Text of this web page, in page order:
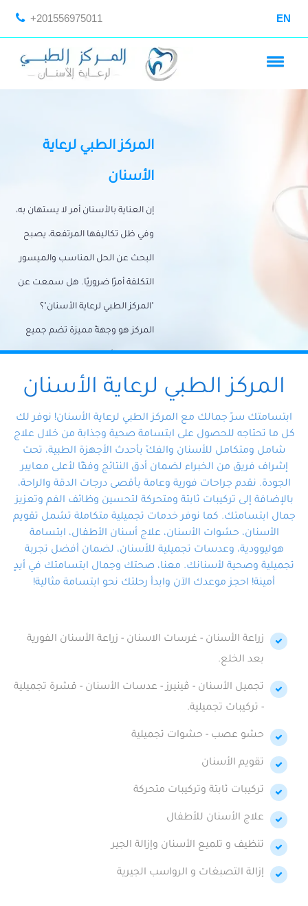
+201556975011 EN
المركز الطبي لرعاية
الأسنان
إن العناية بالأسنان أمر لا يستهان به،
وفي ظل تكاليفها المرتفعة، يصبح
البحث عن الحل المناسب والميسور
التكلفة أمرًا ضروريًا. هل سمعت عن
"المركز الطبي لرعاية الأسنان"؟
المركز هو وجهةً مميزة تضم جميع
احتياجات الأسنان تحت سقف واحد،
وتضمن لك حلاً شاملًا لجميع
المتخصص ذوي الخبرة، ستجد نفسك
في أيد أمينة تلبي احتياجاتك بكل
احترافية ودقة.
المركز الطبي لرعاية الأسنان
ابتسامتك سرّ جمالك مع المركز الطبي لرعاية الأسنان! نوفر لك
كل ما تحتاجه للحصول على ابتسامة صحية وجذابة من خلال علاج
شامل ومتكامل للأسنان والفكّ بأحدث الأجهزة الطبية، تحت
إشراف فريق من الخبراء لضمان أدق النتائج وفقًا لأعلى معايير
الجودة. نقدم جراحات فورية وعامة بأقصى درجات الدقة والراحة،
بالإضافة إلى تركيبات ثابتة ومتحركة لتحسين وظائف الفم وتعزيز
جمال ابتسامتك. كما نوفر خدمات تجميلية متكاملة تشمل تقويم
الأسنان، حشوات الأسنان، علاج أسنان الأطفال، ابتسامة
هوليوودية، وعدسات تجميلية للأسنان، لضمان أفضل تجربة
تجميلية وصحية لأسنانك. معنا، صحتك وجمال ابتسامتك في أيدٍ
أمينة! احجز موعدك الآن وابدأ رحلتك نحو ابتسامة مثالية!
زراعة الأسنان - غرسات الاسنان - زراعة الأسنان الفورية
بعد الخلع.
تجميل الأسنان - ڤينيرز - عدسات الأسنان - قشرة تجميلية
- تركيبات تجميلية.
حشو عصب - حشوات تجميلية
تقويم الأسنان
تركيبات ثابتة وتركيبات متحركة
علاج الأسنان للأطفال
تنظيف و تلميع الأسنان وإزالة الجير
إزالة التصبغات و الرواسب الجيرية